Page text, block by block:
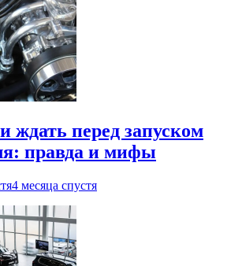
ждать перед запуском
правда и мифы
4 месяца спустя